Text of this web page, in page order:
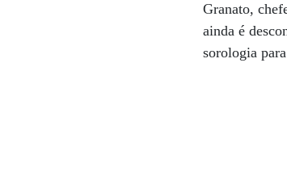
Granato,
ainda é
sorologia